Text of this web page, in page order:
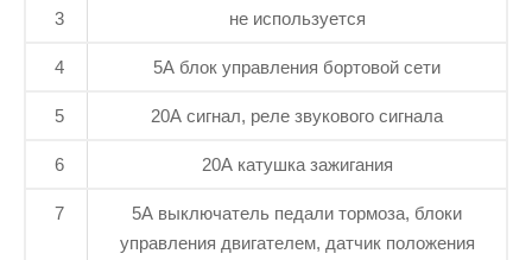
3 не используется
4 5А блок управления бортовой сети
5 20А сигнал, реле звукового сигнала
6 20А катушка зажигания
7
5А выключатель педали тормоза, блоки
управления двигателем, датчик положения